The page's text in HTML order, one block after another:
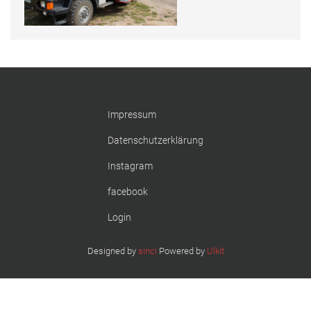
FFW Uftrungen bei Instagram
Uns gibt es auch bei Facebook
Uns gibts auch bei Instagram
Hier finden Sie die Feuerwehr Uftrungen bei Instagram!
FFW Uftrungen bei Instagram
Impressum
Datenschutzerklärung
Instagram
facebook
Login
Designed by sinci Powered by Ulkit